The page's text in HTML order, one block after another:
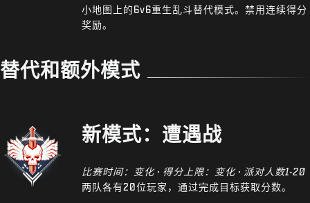
小地图上的6v6重生乱斗替代模式。禁用连续得分
奖励。
替代和额外模式
新模式：遭遇战
比赛时间：变化 · 得分上限：变化 · 派对人数1-20
两队各有20位玩家，通过完成目标获取分数。